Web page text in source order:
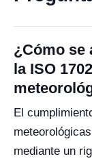
¿Cómo se
la ISO
El
mediante un